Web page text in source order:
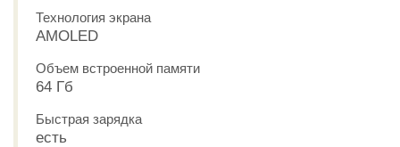
Технология экрана
AMOLED
Объем встроенной памяти
64 Гб
Быстрая зарядка
есть